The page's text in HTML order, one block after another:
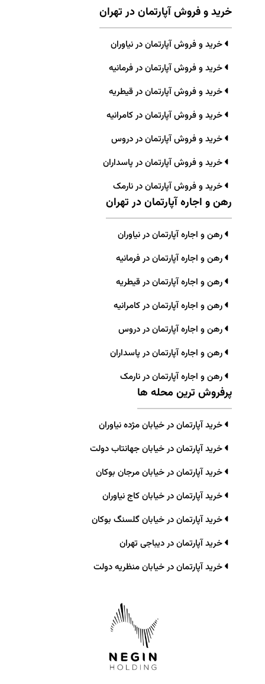
خرید و فروش آپارتمان در تهران
خرید و فروش آپارتمان در نیاوران
خرید و فروش آپارتمان در فرمانیه
خرید و فروش آپارتمان در قیطریه
خرید و فروش آپارتمان در کامرانیه
خرید و فروش آپارتمان در دروس
خرید و فروش آپارتمان در پاسداران
خرید و فروش آپارتمان در نارمک
رهن و اجاره آپارتمان در تهران
رهن و اجاره آپارتمان در نیاوران
رهن و اجاره آپارتمان در فرمانیه
رهن و اجاره آپارتمان در قیطریه
رهن و اجاره آپارتمان در کامرانیه
رهن و اجاره آپارتمان در دروس
رهن و اجاره آپارتمان در پاسداران
رهن و اجاره آپارتمان در نارمک
پرفروش ترین محله ها
خرید آپارتمان در خیابان مژده نیاوران
خرید آپارتمان در خیابان جهانتاب دولت
خرید آپارتمان در خیابان مرجان بوکان
خرید آپارتمان در خیابان کاج نیاوران
خرید آپارتمان در خیابان گلسنگ بوکان
خرید آپارتمان در دیباجی تهران
خرید آپارتمان در خیابان منظریه دولت